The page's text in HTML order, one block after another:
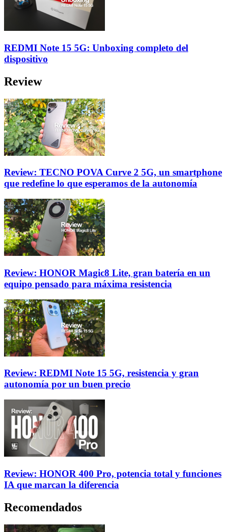
REDMI Note 15 5G: Unboxing completo del
dispositivo
Review
Review: TECNO POVA Curve 2 5G, un smartphone
que redefine lo que esperamos de la autonomía
Review: HONOR Magic8 Lite, gran batería en un
equipo pensado para máxima resistencia
Review: REDMI Note 15 5G, resistencia y gran
autonomía por un buen precio
Review: HONOR 400 Pro, potencia total y funciones
IA que marcan la diferencia
Recomendados